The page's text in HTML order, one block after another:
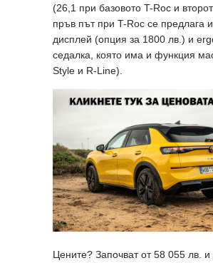
(26,1 при базовото T-Roc и
пръв път при T-Roc се предлага
дисплей (опция за 1800 лв.) и
седалка, която има и функция
Style и R-Line).
Цените? Започват от 58 055 лв. и